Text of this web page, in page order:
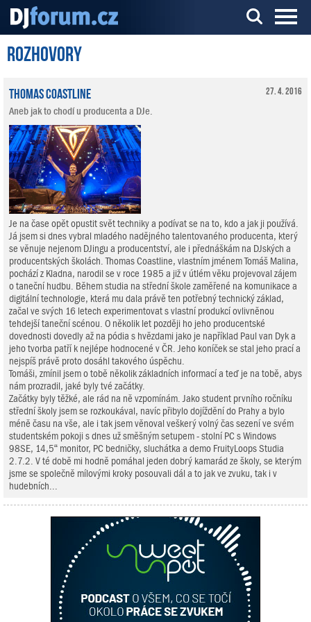
Server o DJ technice a DJingu
Rozhovory
27. 4. 2016
Thomas Coastline
Aneb jak to chodí u producenta a DJe.
Je na čase opět opustit svět techniky a podívat se na to, kdo a jak ji používá.
Já jsem si dnes vybral mladého nadějného talentovaného producenta, který
se věnuje nejenom DJingu a producentství, ale i přednáškám na DJských a
producentských školách. Thomas Coastline, vlastním jménem Tomáš Malina,
pochází z Kladna, narodil se v roce 1985 a již v útlém věku projevoval zájem
o taneční hudbu. Během studia na střední škole zaměřené na komunikace a
digitální technologie, která mu dala právě ten potřebný technický základ,
začal ve svých 16 letech experimentovat s vlastní produkcí ovlivněnou
tehdejší taneční scénou. O několik let později ho jeho producentské
dovednosti dovedly až na pódia s hvězdami jako je například Paul van Dyk a
jeho tvorba patří k nejlépe hodnocené v ČR. Jeho koníček se stal jeho prací a
nejspíš právě proto dosáhl takového úspěchu.
Tomáši, zmínil jsem o tobě několik základních informací a teď je na tobě, abys
nám prozradil, jaké byly tvé začátky.
Začátky byly těžké, ale rád na ně vzpomínám. Jako student prvního ročníku
střední školy jsem se rozkoukával, navíc přibylo dojíždění do Prahy a bylo
méně času na vše, ale i tak jsem věnoval veškerý volný čas sezení ve svém
studentském pokoji s dnes už směšným setupem - stolní PC s Windows
98SE, 14,5“ monitor, PC bedničky, sluchátka a demo FruityLoops Studia
2.7.2. V té době mi hodně pomáhal jeden dobrý kamarád ze školy, se kterým
jsme se společně mílovými kroky posouvali dál a to jak ve zvuku, tak i v
hudebních...